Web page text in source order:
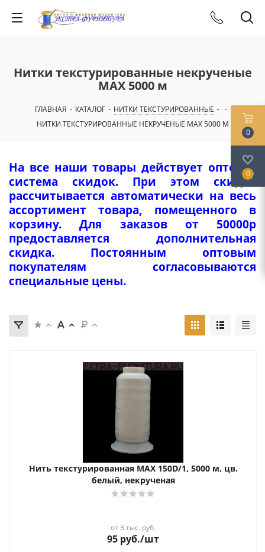
Нитки текстурированные некрученые
MAX 5000 м
ГЛАВНАЯ - КАТАЛОГ - НИТКИ ТЕКСТУРИРОВАННЫЕ
-
НИТКИ ТЕКСТУРИРОВАННЫЕ НЕКРУЧЕНЫЕ MAX 5000 М
На все наши товары действует оптовая
система скидок. При этом скидка
рассчитывается автоматически на весь
ассортимент товара, помещенного в
корзину. Для заказов от 50000р
предоставляется дополнительная
скидка. Постоянным оптовым
покупателям согласовываются
специальные цены.
Нить текстурированная MAX 150D/1, 5000 м, цв.
белый, некрученая
от 3 тыс. руб.
95 руб./шт
0
0